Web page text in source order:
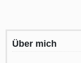
Über mich